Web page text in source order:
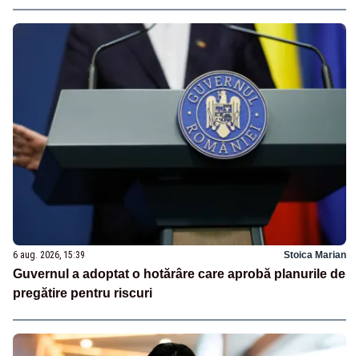
6 aug. 2026, 15:39 Stoica Marian
Guvernul a adoptat o hotărâre care aprobă planurile de
pregătire pentru riscuri